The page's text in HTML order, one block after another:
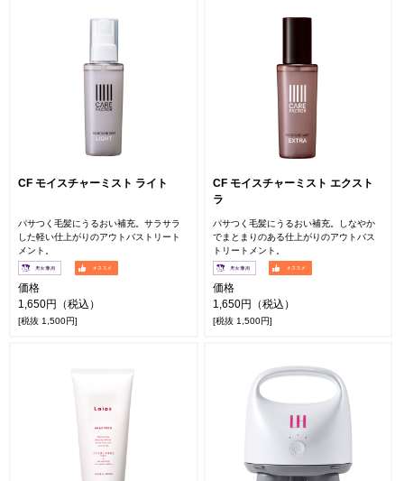
CF モイスチャーミスト ライト
パサつく毛髪にうるおい補充。サラサラ
した軽い仕上がりのアウトバストリート
メント。
価格
1,650円（税込）
[税抜 1,500円]
CF モイスチャーミスト エクスト
ラ
パサつく毛髪にうるおい補充。しなやか
でまとまりのある仕上がりのアウトバス
トリートメント。
価格
1,650円（税込）
[税抜 1,500円]